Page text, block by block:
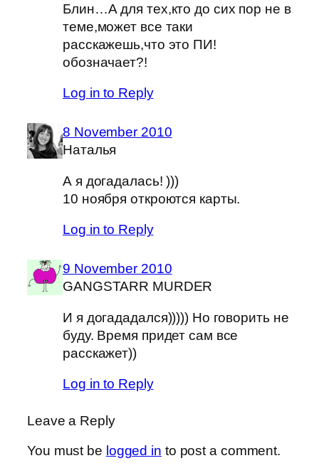
Блин…А для тех,кто до сих пор не в
теме,может все таки
расскажешь,что это ПИ!
обозначает?!
Log in to Reply
8 November 2010
Наталья
А я догадалась! )))
10 ноября откроются карты.
Log in to Reply
9 November 2010
GANGSTARR MURDER
И я догададался))))) Но говорить не
буду. Время придет сам все
расскажет))
Log in to Reply
Leave a Reply
You must be logged in to post a comment.